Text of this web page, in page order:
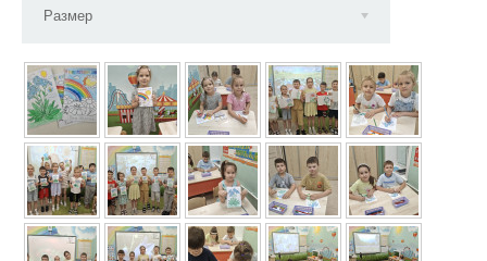
Размер